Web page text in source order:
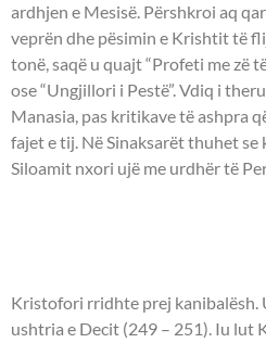
ardhjen e Mesisë. Përshkroi aq
veprën dhe pësimin e Krishtit të
tonë, saqë u quajt “Profeti me zë
ose “Ungjillori i Pestë”. Vdiq i
Manasia, pas kritikave të ashpra
fajet e tij. Në Sinaksarët thuhet
Siloamit nxori ujë me urdhër të
Kristofori rridhte prej kanibalësh.
ushtria e Decit (249 – 251). Iu lut